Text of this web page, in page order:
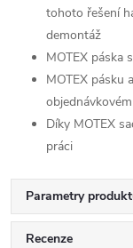
tohoto řešení
demontáž
MOTEX páska
MOTEX pásku
Díky MOTEX
práci
Parametry
Recenze